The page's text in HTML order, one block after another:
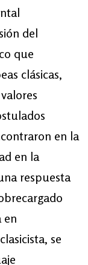
del
que
clásicas,
en la
en la
respuesta
en
se